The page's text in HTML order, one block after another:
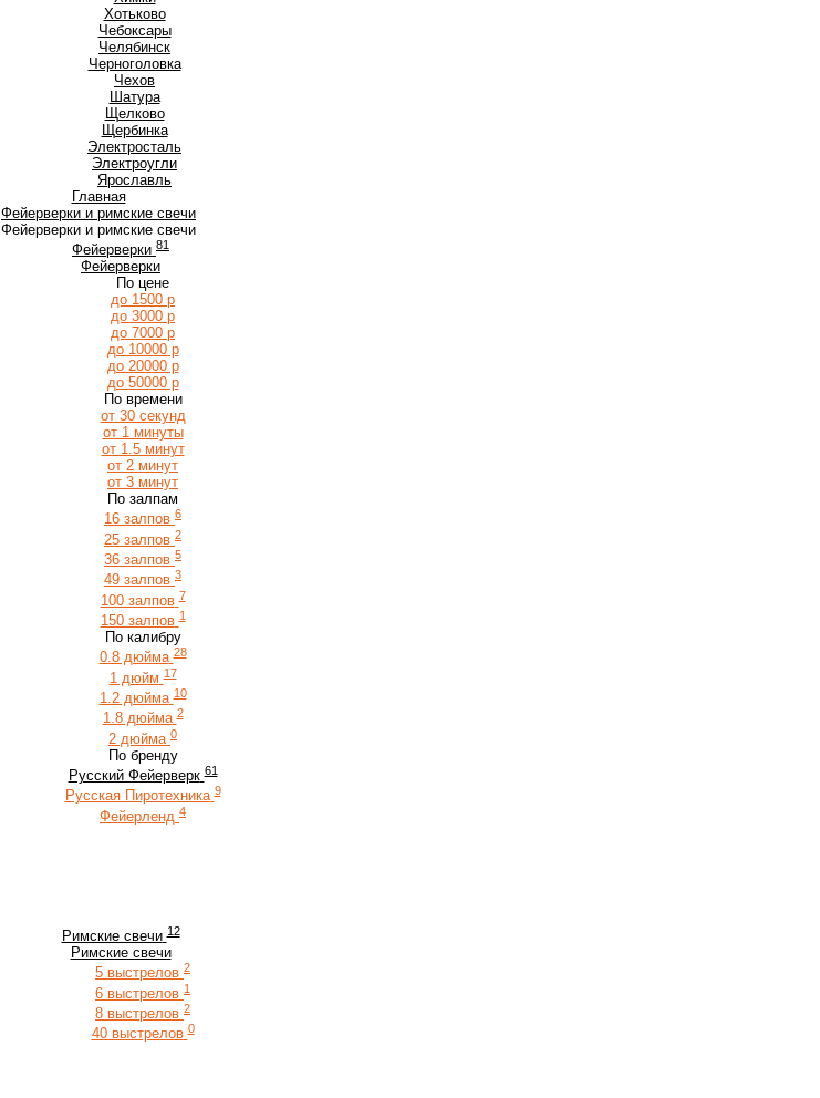
Хотьково
Чебоксары
Челябинск
Черноголовка
Чехов
Шатура
Щелково
Щербинка
Электросталь
Электроугли
Ярославль
Главная
Фейерверки и римские свечи
Фейерверки и римские свечи
Фейерверки 81
Фейерверки
По цене
до 1500 р
до 3000 р
до 7000 р
до 10000 р
до 20000 р
до 50000 р
По времени
от 30 секунд
от 1 минуты
от 1.5 минут
от 2 минут
от 3 минут
По залпам
16 залпов 6
25 залпов 2
36 залпов 5
49 залпов 3
100 залпов 7
150 залпов 1
По калибру
0.8 дюйма 28
1 дюйм 17
1.2 дюйма 10
1.8 дюйма 2
2 дюйма 0
По бренду
Русский Фейерверк 61
Русская Пиротехника 9
Фейерленд 4
Римские свечи 12
Римские свечи
5 выстрелов 2
6 выстрелов 1
8 выстрелов 2
40 выстрелов 0